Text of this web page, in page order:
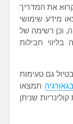
את המדריך
מידע שימושי
וכן רשימה של
חבילות
גם טעימות
תמצאו
שניתן